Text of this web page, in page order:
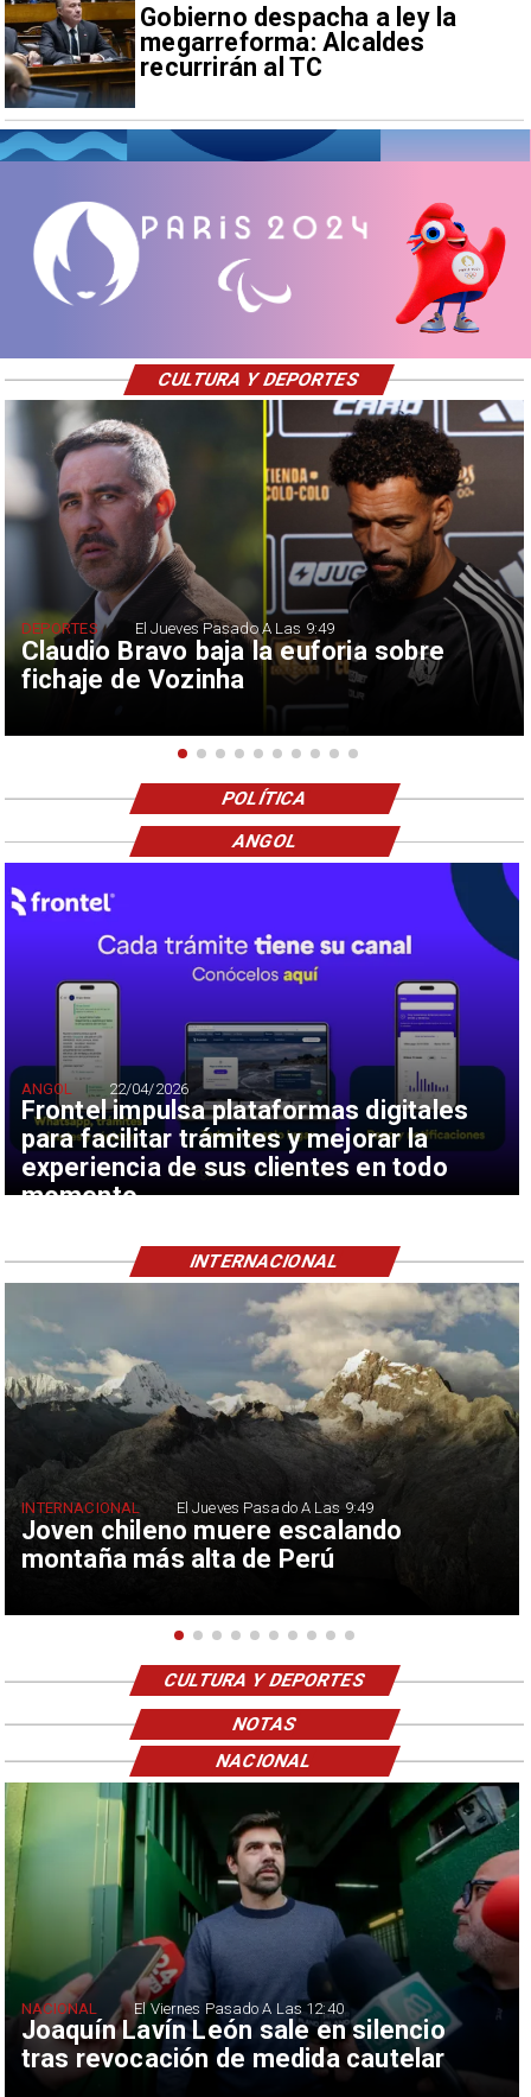
Gobierno despacha a ley la
megarreforma: Alcaldes
recurrirán al TC
Claudio Bravo baja la euforia sobre
fichaje de Vozinha
DEPORTES El Jueves Pasado A Las 9:49
CULTURA Y DEPORTES
POLÍTICA
Frontel impulsa plataformas digitales
para facilitar trámites y mejorar la
experiencia de sus clientes en todo
momento
ANGOL 22/04/2026
ANGOL
Joven chileno muere escalando
montaña más alta de Perú
INTERNACIONAL El Jueves Pasado A Las 9:49
INTERNACIONAL
CULTURA Y DEPORTES
NOTAS
Joaquín Lavín León sale en silencio
tras revocación de medida cautelar
NACIONAL El Viernes Pasado A Las 12:40
NACIONAL